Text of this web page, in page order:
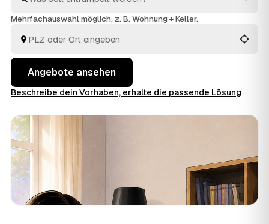
eine Anfrage und erhalten mehrere Festpreis-Angebote
in Preußisch Oldendorf und
Espelkamp
Mehrfachauswahl möglich, z. B. Wohnung + Keller.
Angebote ansehen
Beschreibe dein Vorhaben, erhalte die passende Lösung